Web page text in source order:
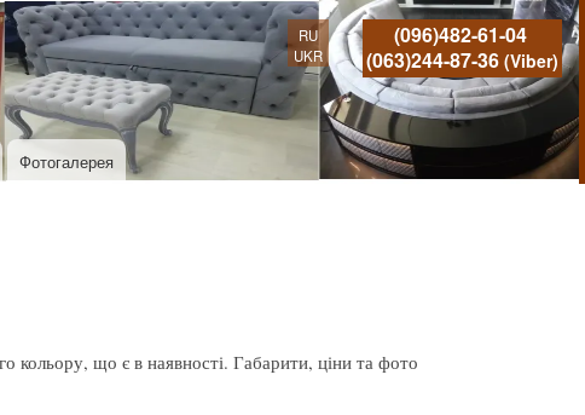
(096)482-61-04
(063)244-87-36 (Viber)
RU
UKR
Фотогалерея
кольору, що є в наявності. Габарити, ціни та фото